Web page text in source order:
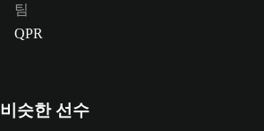
팀
QPR
비슷한 선수